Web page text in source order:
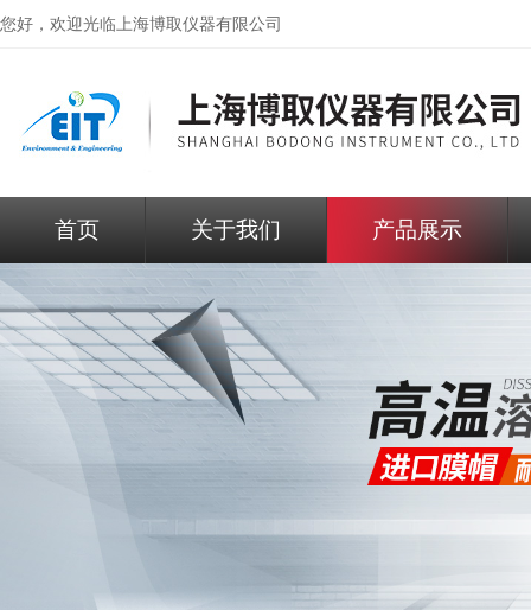
您好，欢迎光临上海博取仪器有限公司
首页 关于我们 产品展示